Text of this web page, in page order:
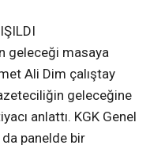
geleceği masaya
Ali Dim çalıştay
geleceğine
anlattı. KGK Genel
da panelde bir